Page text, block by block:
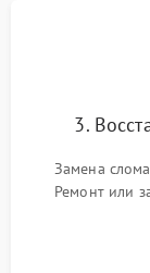
3.
Замена
Ремонт или